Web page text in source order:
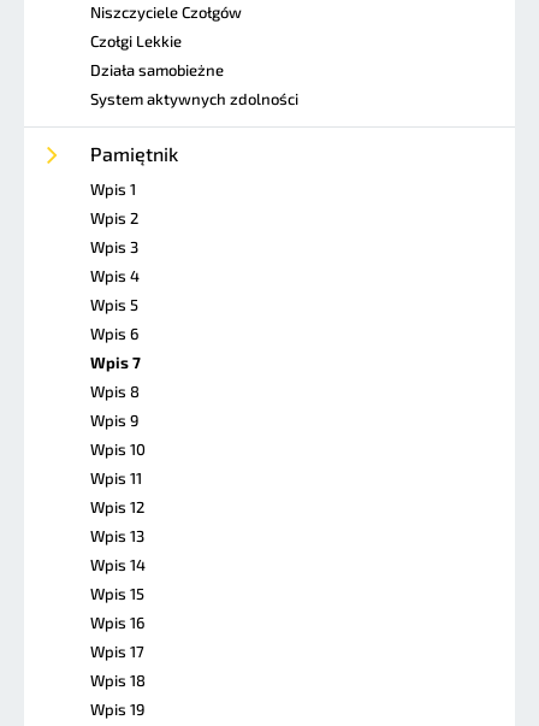
Niszczyciele Czołgów
Czołgi Lekkie
Działa samobieżne
System aktywnych zdolności
Pamiętnik
Wpis 1
Wpis 2
Wpis 3
Wpis 4
Wpis 5
Wpis 6
Wpis 7
Wpis 8
Wpis 9
Wpis 10
Wpis 11
Wpis 12
Wpis 13
Wpis 14
Wpis 15
Wpis 16
Wpis 17
Wpis 18
Wpis 19